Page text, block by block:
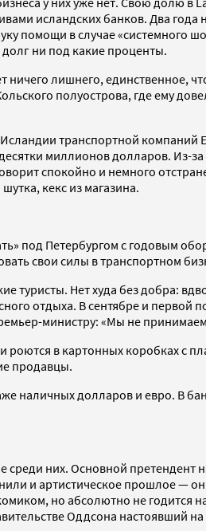
исландских банков. Два
помощи в случае
долг ни под какие проценты.
ничего лишнего,
полуострова, где ему
транспортной компаний
миллионов долларов. Из-
спокойно и немного
кекс из магазина.
под Петербургом с годовым
свои силы в транспортном
туристы. Нет худа без добра:
отдыха. В сентябре и первой
министру: «Мы не
в картонных коробках с
продавцы.
наличных долларов и евро. В
них. Основной
и артистическое прошлое —
но абсолютно не
Оддсона настоявший